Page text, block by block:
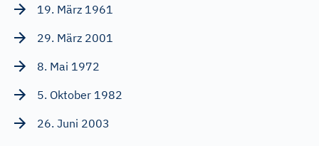
19. März 1961
29. März 2001
8. Mai 1972
5. Oktober 1982
26. Juni 2003